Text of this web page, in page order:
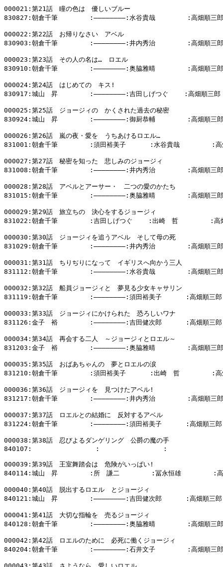
000021:第21話　瞳の色は　優しいブルー
830827:朝倉千筆        :――――――――:水谷貴哉        :高畑順三郎
000022:第22話　お帰りなさい　アベル
830903:朝倉千筆        :――――――――:井内秀治        :高畑順三郎
000023:第23話　その人の名は…　ロエル
830910:朝倉千筆        :――――――――:奥脇雅晴        :高畑順三郎
000024:第24話　はじめての　キス!
830917:城山　昇        :――――――――:吉田しげつぐ    :高畑順三郎
000025:第25話　ジョージィの　かくされた過去の秘密
830924:城山　昇        :――――――――:御厨恭輔        :高畑順三郎
000026:第26話　嵐の夜・愛を　うちあけるロエル…
831001:朝倉千筆        :須田裕美子      :水谷貴哉        :高
000027:第27話　秘密を知った　悲しみのジョージィ
831008:朝倉千筆        :――――――――:井内秀治        :高畑順三郎
000028:第28話　アベルとアーサー・　二つの愛のかたち
831015:朝倉千筆        :――――――――:奥脇雅晴        :高畑順三郎
000029:第29話　旅立ちの　決心をするジョージィ
831022:朝倉千筆        :吉田しげつぐ    :出崎　哲        :高畑
000030:第30話　ジョージィを追うアベル　そして母の死
831029:朝倉千筆        :――――――――:井内秀治        :高畑順三郎
000031:第31話　ちりぢりになって　イギリスへ向かう三人
831112:朝倉千筆        :――――――――:水谷貴哉        :高畑順三郎
000032:第32話　船員ジョージィと　夢見る少女キャサリン
831119:朝倉千筆        :――――――――:須田裕美子      :高畑順三郎
000033:第33話　ジョージィにかけられた　恐ろしいワナ
831126:金子　裕        :――――――――:吉田健次郎      :高畑順三郎
000034:第34話　再会する二人　～ジョージィとロエル～
831203:金子　裕        :――――――――:奥脇雅晴        :高畑順三郎
000035:第35話　おばあちゃんの　夢とロエルの涙
831210:朝倉千筆        :須田裕美子      :出崎　哲        :高
000036:第36話　ジョージィを　見つけたアベル!
831217:朝倉千筆        :――――――――:井内秀治        :高畑順三郎
000037:第37話　ロエルとの結婚に　反対するアベル
831224:朝倉千筆        :――――――――:須田裕美子      :高畑順三郎
000038:第38話　忍びよるダンゲリング　公爵の魔の手
840107:                :                :
000039:第39話　王室舞踏会は　危険がいっぱい!
840114:城山　昇        :所　謙二        :冨永恒雄        :高
000040:第40話　脱出するロエル　とジョージィ
840121:城山　昇        :――――――――:吉田健次郎      :高畑順三郎
000041:第41話　大切な指輪を　売るジョージィ
840128:朝倉千筆        :――――――――:奥脇雅晴        :高畑順三郎
000042:第42話　ロエルのために　必死に働くジョージィ
840204:朝倉千筆        :――――――――:石井文子        :高畑順三郎